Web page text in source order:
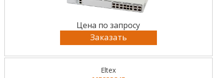
Цена по запросу
Заказать
Eltex